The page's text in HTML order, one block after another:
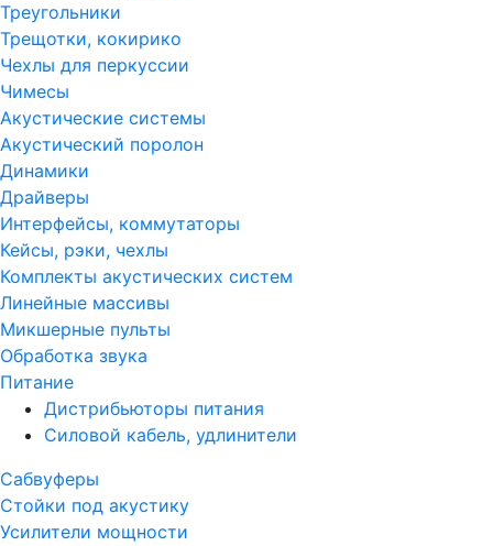
Треугольники
Трещотки, кокирико
Чехлы для перкуссии
Чимесы
Акустические системы
Акустический поролон
Динамики
Драйверы
Интерфейсы, коммутаторы
Кейсы, рэки, чехлы
Комплекты акустических систем
Линейные массивы
Микшерные пульты
Обработка звука
Питание
Дистрибьюторы питания
Силовой кабель, удлинители
Сабвуферы
Стойки под акустику
Усилители мощности